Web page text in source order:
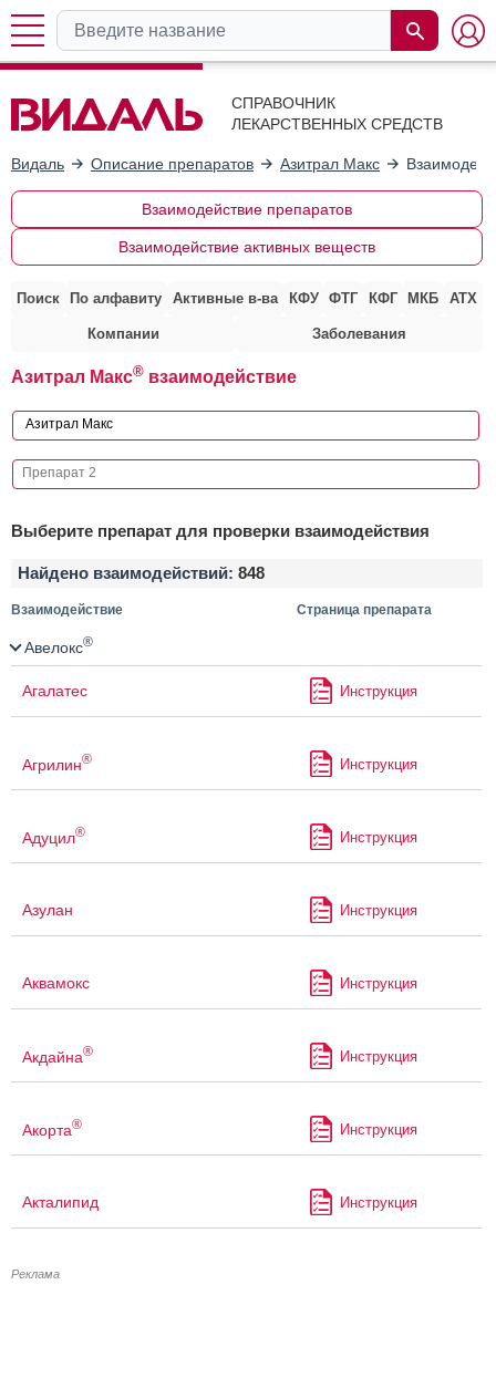
СПРАВОЧНИК
ЛЕКАРСТВЕННЫХ СРЕДСТВ
Видаль Описание препаратов Азитрал Макс
Взаимодействие препаратов
Взаимодействие активных веществ
Поиск По алфавиту Активные в-ва КФУ ФТГ КФГ МКБ АТХ
Компании Заболевания
Азитрал Макс® взаимодействие
Выберите препарат для проверки взаимодействия
Найдено взаимодействий: 848
Взаимодействие Страница препарата
Авелокс®
Агалатес Инструкция
Агрилин® Инструкция
Адуцил® Инструкция
Азулан Инструкция
Аквамокс Инструкция
Акдайна® Инструкция
Акорта® Инструкция
Акталипид Инструкция
Реклама